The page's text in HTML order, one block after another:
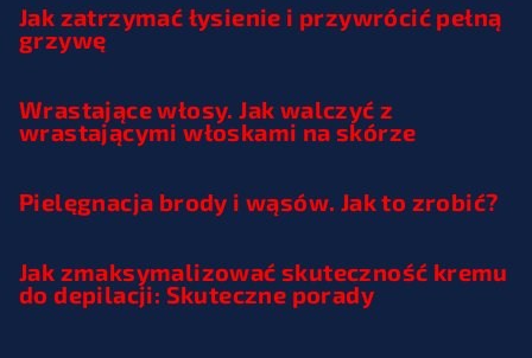
Jak zatrzymać łysienie i przywrócić pełną
grzywę
Wrastające włosy. Jak walczyć z
wrastającymi włoskami na skórze
Pielęgnacja brody i wąsów. Jak to zrobić?
Jak zmaksymalizować skuteczność kremu
do depilacji: Skuteczne porady